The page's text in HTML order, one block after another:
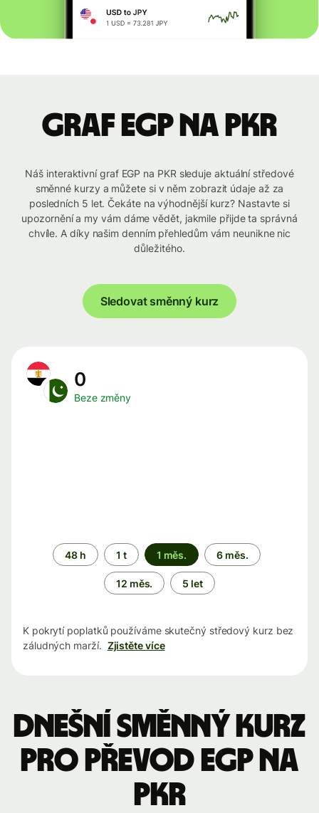
graf EGP na PKR
Náš interaktivní graf EGP na PKR sleduje aktuální středové
směnné kurzy a můžete si v něm zobrazit údaje až za
posledních 5 let. Čekáte na výhodnější kurz? Nastavte si
upozornění a my vám dáme vědět, jakmile přijde ta správná
chvíle. A díky našim denním přehledům vám neunikne nic
důležitého.
Sledovat směnný kurz
0
Beze změny
Časové
období
48 h 1 t 1 měs. 6 měs.
12 měs. 5 let
K pokrytí poplatků používáme skutečný středový kurz bez
záludných marží. Zjistěte více
Dnešní směnný kurz
pro převod EGP na
PKR